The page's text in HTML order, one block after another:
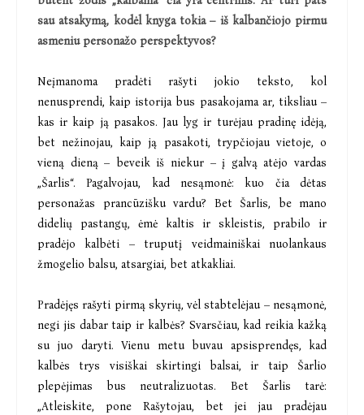
sau atsakymą, kodėl knyga tokia – iš kalbančiojo pirmu
asmeniu personažo perspektyvos?
Neįmanoma pradėti rašyti jokio teksto, kol
nenusprendi, kaip istorija bus pasakojama ar, tiksliau –
kas ir kaip ją pasakos. Jau lyg ir turėjau pradinę idėją,
bet nežinojau, kaip ją pasakoti, trypčiojau vietoje, o
vieną dieną – beveik iš niekur – į galvą atėjo vardas
„Šarlis“. Pagalvojau, kad nesąmonė: kuo čia dėtas
personažas prancūzišku vardu? Bet Šarlis, be mano
didelių pastangų, ėmė kaltis ir skleistis, prabilo ir
pradėjo kalbėti – truputį veidmainiškai nuolankaus
žmogelio balsu, atsargiai, bet atkakliai.
Pradėjęs rašyti pirmą skyrių, vėl stabtelėjau – nesąmonė,
negi jis dabar taip ir kalbės? Svarsčiau, kad reikia kažką
su juo daryti. Vienu metu buvau apsisprendęs, kad
kalbės trys visiškai skirtingi balsai, ir taip Šarlio
plepėjimas bus neutralizuotas. Bet Šarlis tarė:
„Atleiskite, pone Rašytojau, bet jei jau pradėjau